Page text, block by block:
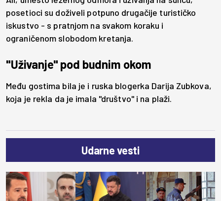
posetioci su doživeli potpuno drugačije turističko
iskustvo - s pratnjom na svakom koraku i
ograničenom slobodom kretanja.
"Uživanje" pod budnim okom
Među gostima bila je i ruska blogerka Darija Zubkova,
koja je rekla da je imala "društvo" i na plaži.
Udarne vesti